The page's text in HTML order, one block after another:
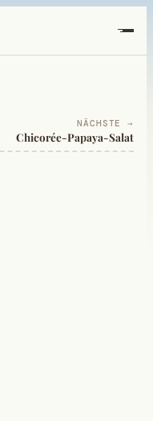
NÄCHSTE →
Chicorée-Papaya-Salat